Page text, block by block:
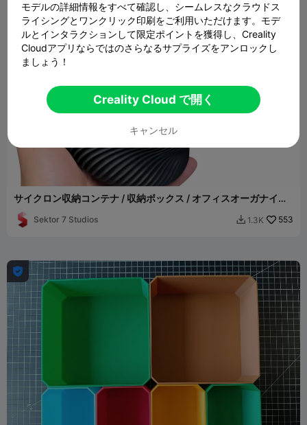
サイクロン収納コンテナ / 収納ボックス / オフィスオーガナイザ
Sektor 7 Studios  1.3K 553

モデルの詳細情報をすべて確認し、シームレスなクラウドス
ライシングとワンクリック印刷をご利用いただけます。モデ
ルとインタラクションして限定ポイントを獲得し、Creality
Cloudアプリならではのさらなるサプライズをアンロックし
ましょう！
Creality Cloud で開く
キャンセル